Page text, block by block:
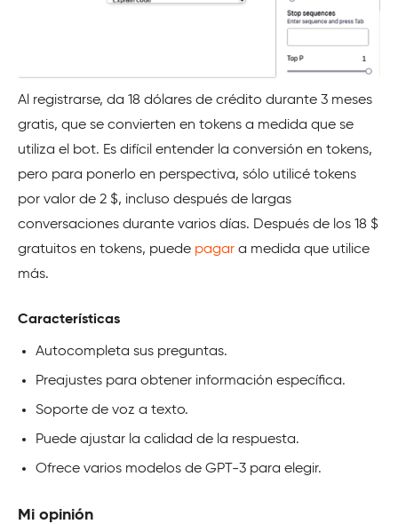
Al registrarse, da 18 dólares de crédito durante 3 meses
gratis, que se convierten en tokens a medida que se
utiliza el bot. Es difícil entender la conversión en tokens,
pero para ponerlo en perspectiva, sólo utilicé tokens
por valor de 2 $, incluso después de largas
conversaciones durante varios días. Después de los 18 $
gratuitos en tokens, puede pagar a medida que utilice
más.
Características
Autocompleta sus preguntas.
Preajustes para obtener información específica.
Soporte de voz a texto.
Puede ajustar la calidad de la respuesta.
Ofrece varios modelos de GPT-3 para elegir.
Mi opinión